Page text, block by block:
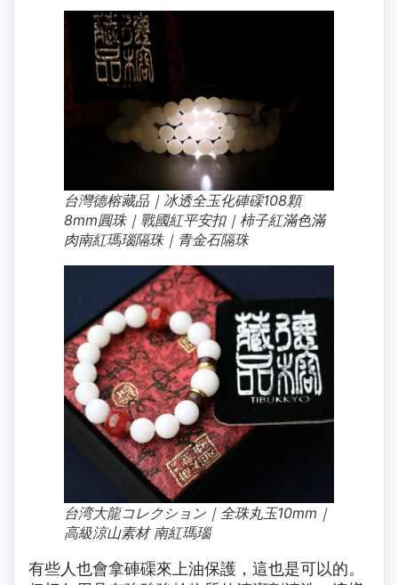
台灣德榕藏品｜冰透全玉化硨磲108顆
8mm圓珠｜戰國紅平安扣｜柿子紅滿色滿
肉南紅瑪瑙隔珠｜青金石隔珠
台湾大龍コレクション｜全珠丸玉10mm｜
高級涼山素材 南紅瑪瑙
有些人也會拿硨磲來上油保護，這也是可以的。